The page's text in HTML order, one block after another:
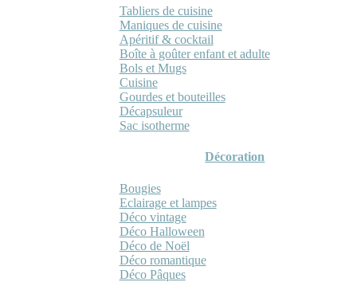
Tabliers de cuisine
Maniques de cuisine
Apéritif & cocktail
Boîte à goûter enfant et adulte
Bols et Mugs
Cuisine
Gourdes et bouteilles
Décapsuleur
Sac isotherme
Décoration
Bougies
Eclairage et lampes
Déco vintage
Déco Halloween
Déco de Noël
Déco romantique
Déco Pâques